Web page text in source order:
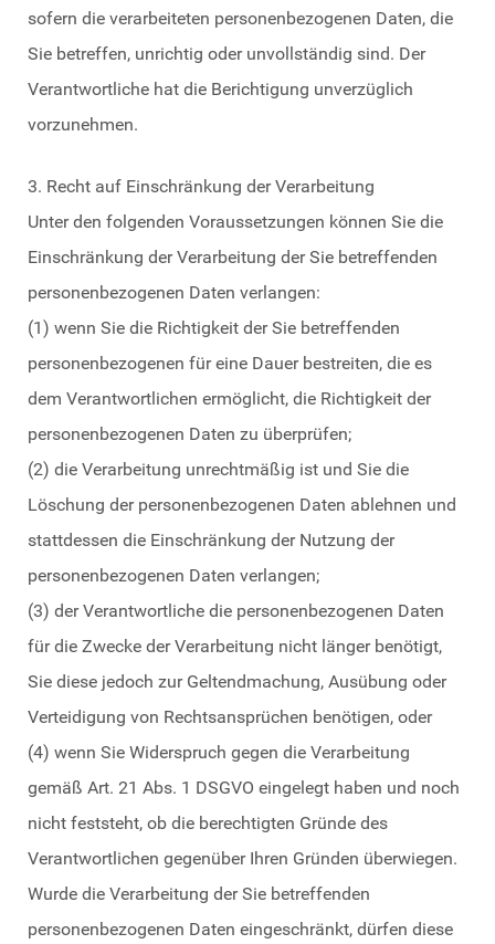
sofern die verarbeiteten personenbezogenen Daten, die
Sie betreffen, unrichtig oder unvollständig sind. Der
Verantwortliche hat die Berichtigung unverzüglich
vorzunehmen.
3. Recht auf Einschränkung der Verarbeitung
Unter den folgenden Voraussetzungen können Sie die
Einschränkung der Verarbeitung der Sie betreffenden
personenbezogenen Daten verlangen:
(1) wenn Sie die Richtigkeit der Sie betreffenden
personenbezogenen für eine Dauer bestreiten, die es
dem Verantwortlichen ermöglicht, die Richtigkeit der
personenbezogenen Daten zu überprüfen;
(2) die Verarbeitung unrechtmäßig ist und Sie die
Löschung der personenbezogenen Daten ablehnen und
stattdessen die Einschränkung der Nutzung der
personenbezogenen Daten verlangen;
(3) der Verantwortliche die personenbezogenen Daten
für die Zwecke der Verarbeitung nicht länger benötigt,
Sie diese jedoch zur Geltendmachung, Ausübung oder
Verteidigung von Rechtsansprüchen benötigen, oder
(4) wenn Sie Widerspruch gegen die Verarbeitung
gemäß Art. 21 Abs. 1 DSGVO eingelegt haben und noch
nicht feststeht, ob die berechtigten Gründe des
Verantwortlichen gegenüber Ihren Gründen überwiegen.
Wurde die Verarbeitung der Sie betreffenden
personenbezogenen Daten eingeschränkt, dürfen diese